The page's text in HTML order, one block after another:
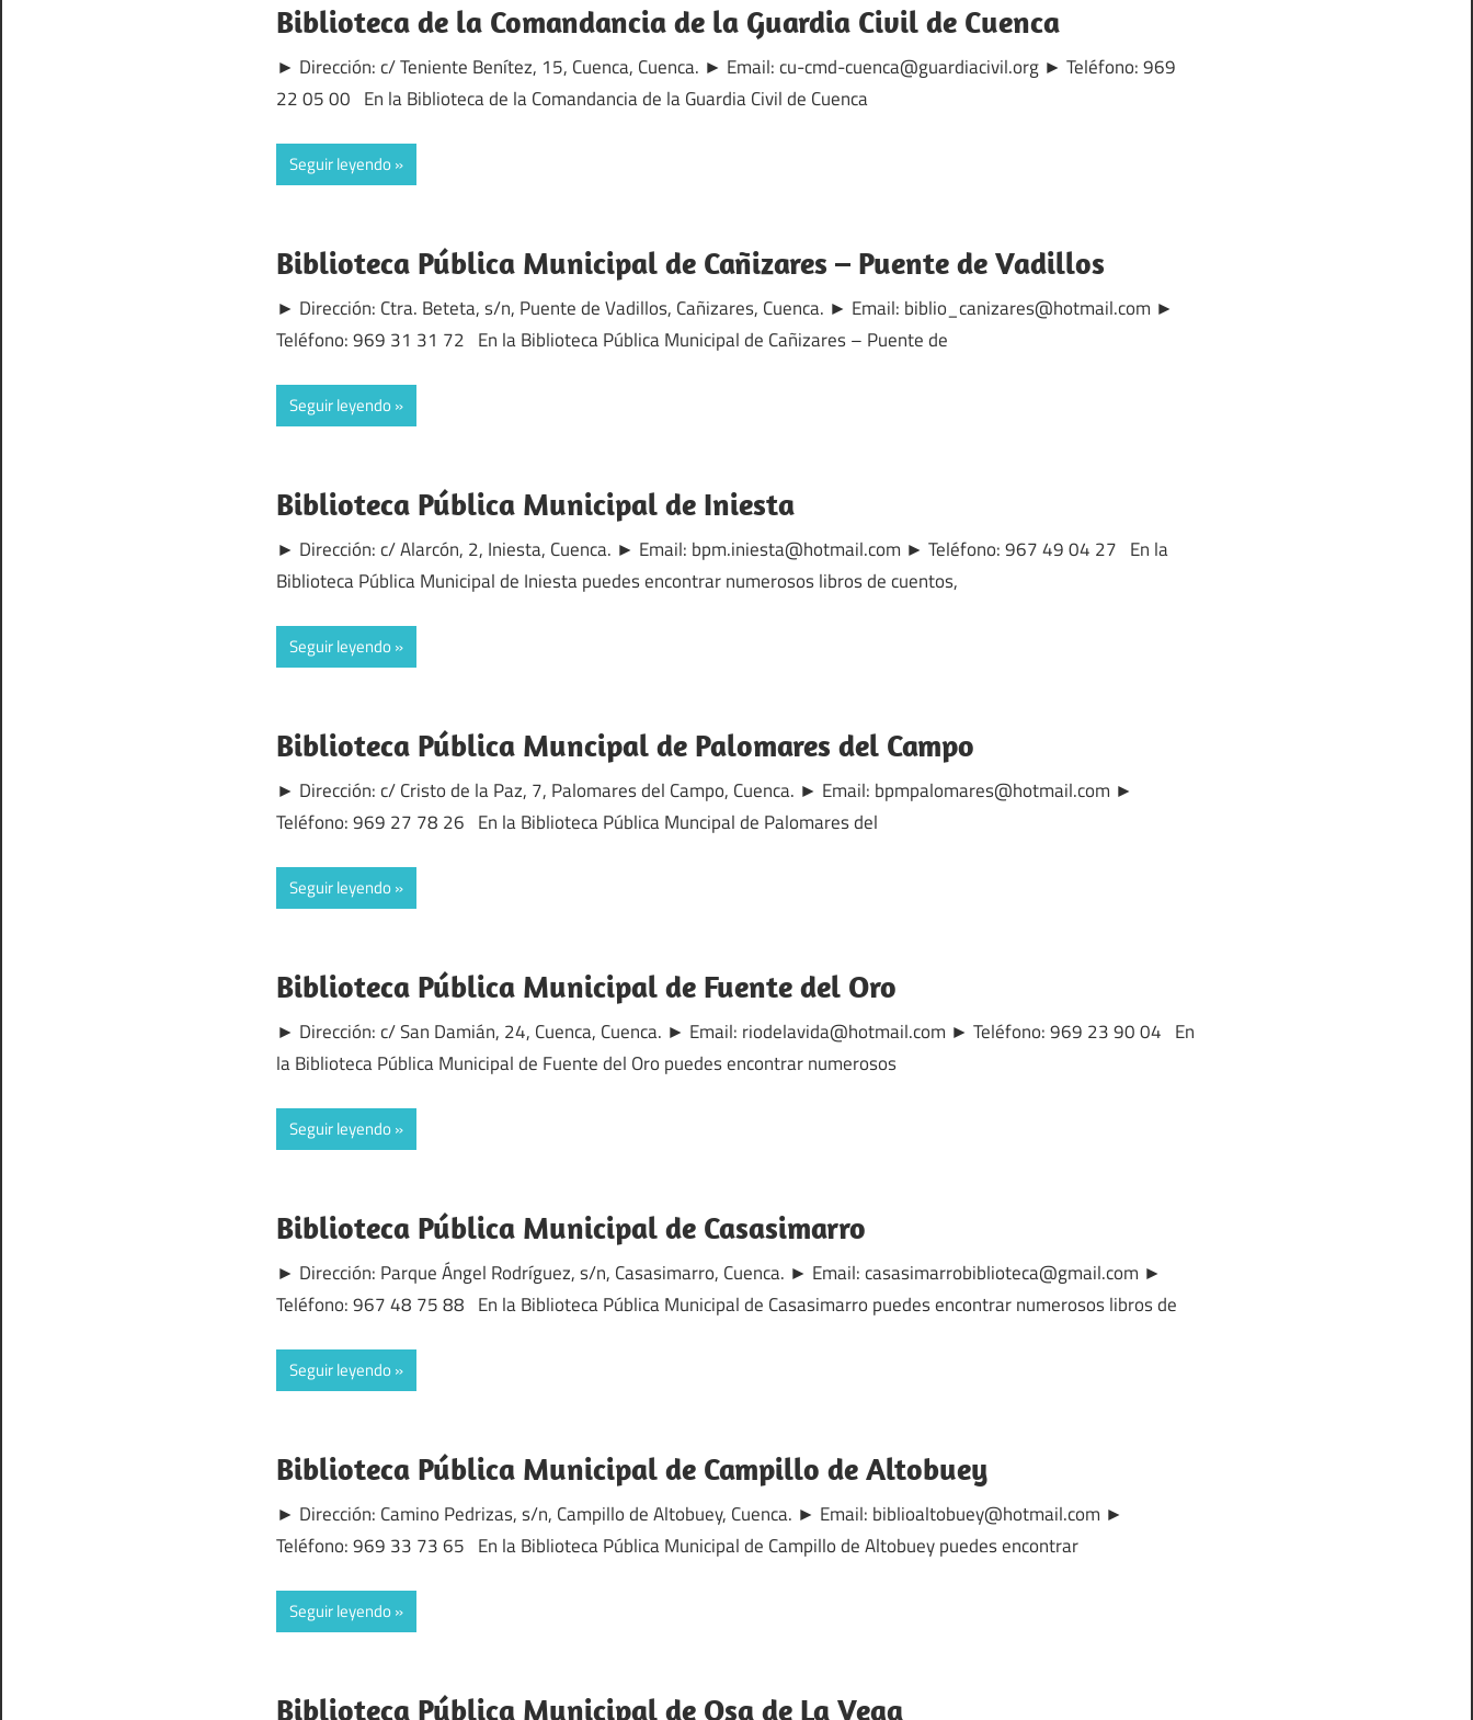
Biblioteca de la Comandancia de la Guardia Civil de Cuenca
► Dirección: c/ Teniente Benítez, 15, Cuenca, Cuenca. ► Email: cu-cmd-cuenca@guardiacivil.org ► Teléfono: 969
22 05 00 En la Biblioteca de la Comandancia de la Guardia Civil de Cuenca
Seguir leyendo
Biblioteca Pública Municipal de Cañizares – Puente de Vadillos
► Dirección: Ctra. Beteta, s/n, Puente de Vadillos, Cañizares, Cuenca. ► Email: biblio_canizares@hotmail.com ►
Teléfono: 969 31 31 72 En la Biblioteca Pública Municipal de Cañizares – Puente de
Seguir leyendo
Biblioteca Pública Municipal de Iniesta
► Dirección: c/ Alarcón, 2, Iniesta, Cuenca. ► Email: bpm.iniesta@hotmail.com ► Teléfono: 967 49 04 27 En la
Biblioteca Pública Municipal de Iniesta puedes encontrar numerosos libros de cuentos,
Seguir leyendo
Biblioteca Pública Muncipal de Palomares del Campo
► Dirección: c/ Cristo de la Paz, 7, Palomares del Campo, Cuenca. ► Email: bpmpalomares@hotmail.com ►
Teléfono: 969 27 78 26 En la Biblioteca Pública Muncipal de Palomares del
Seguir leyendo
Biblioteca Pública Municipal de Fuente del Oro
► Dirección: c/ San Damián, 24, Cuenca, Cuenca. ► Email: riodelavida@hotmail.com ► Teléfono: 969 23 90 04 En
la Biblioteca Pública Municipal de Fuente del Oro puedes encontrar numerosos
Seguir leyendo
Biblioteca Pública Municipal de Casasimarro
► Dirección: Parque Ángel Rodríguez, s/n, Casasimarro, Cuenca. ► Email: casasimarrobiblioteca@gmail.com ►
Teléfono: 967 48 75 88 En la Biblioteca Pública Municipal de Casasimarro puedes encontrar numerosos libros de
Seguir leyendo
Biblioteca Pública Municipal de Campillo de Altobuey
► Dirección: Camino Pedrizas, s/n, Campillo de Altobuey, Cuenca. ► Email: biblioaltobuey@hotmail.com ►
Teléfono: 969 33 73 65 En la Biblioteca Pública Municipal de Campillo de Altobuey puedes encontrar
Seguir leyendo
Biblioteca Pública Municipal de Osa de La Vega